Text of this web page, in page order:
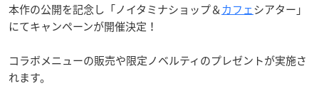
本作の公開を記念し「ノイタミナショップ＆カフェシアター」
にてキャンペーンが開催決定！
コラボメニューの販売や限定ノベルティのプレゼントが実施さ
れます。